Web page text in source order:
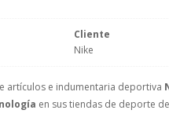
Cliente
Nike
artículos e indumentaria deportiva
en sus tiendas de deporte